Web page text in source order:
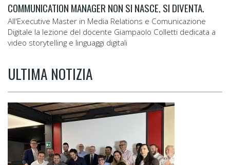
COMMUNICATION MANAGER NON SI NASCE, SI DIVENTA.
All'Executive Master in Media Relations e Comunicazione
Digitale la lezione del docente Giampaolo Colletti dedicata a
video storytelling e linguaggi digitali
ULTIMA NOTIZIA